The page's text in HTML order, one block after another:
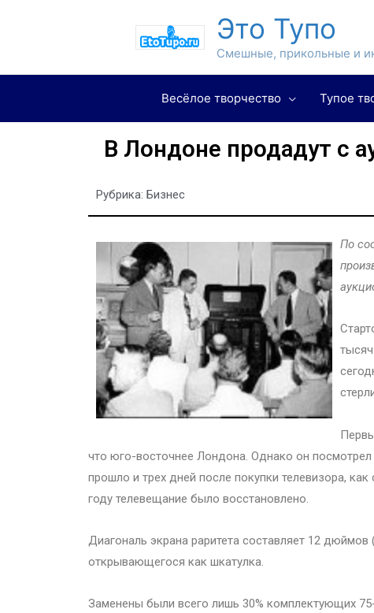
Это Тупо
Смешные, прикольные и
Весёлое творчество Тупое
В Лондоне продадут с
Рубрика: Бизнес
По
что юго-восточнее Лондона. Однако он
прошло и трех дней после покупки телевизора,
году телевещание было восстановлено.
Диагональ экрана раритета составляет 12
открывающегося как шкатулка.
Заменены были всего лишь 30% комплектующих